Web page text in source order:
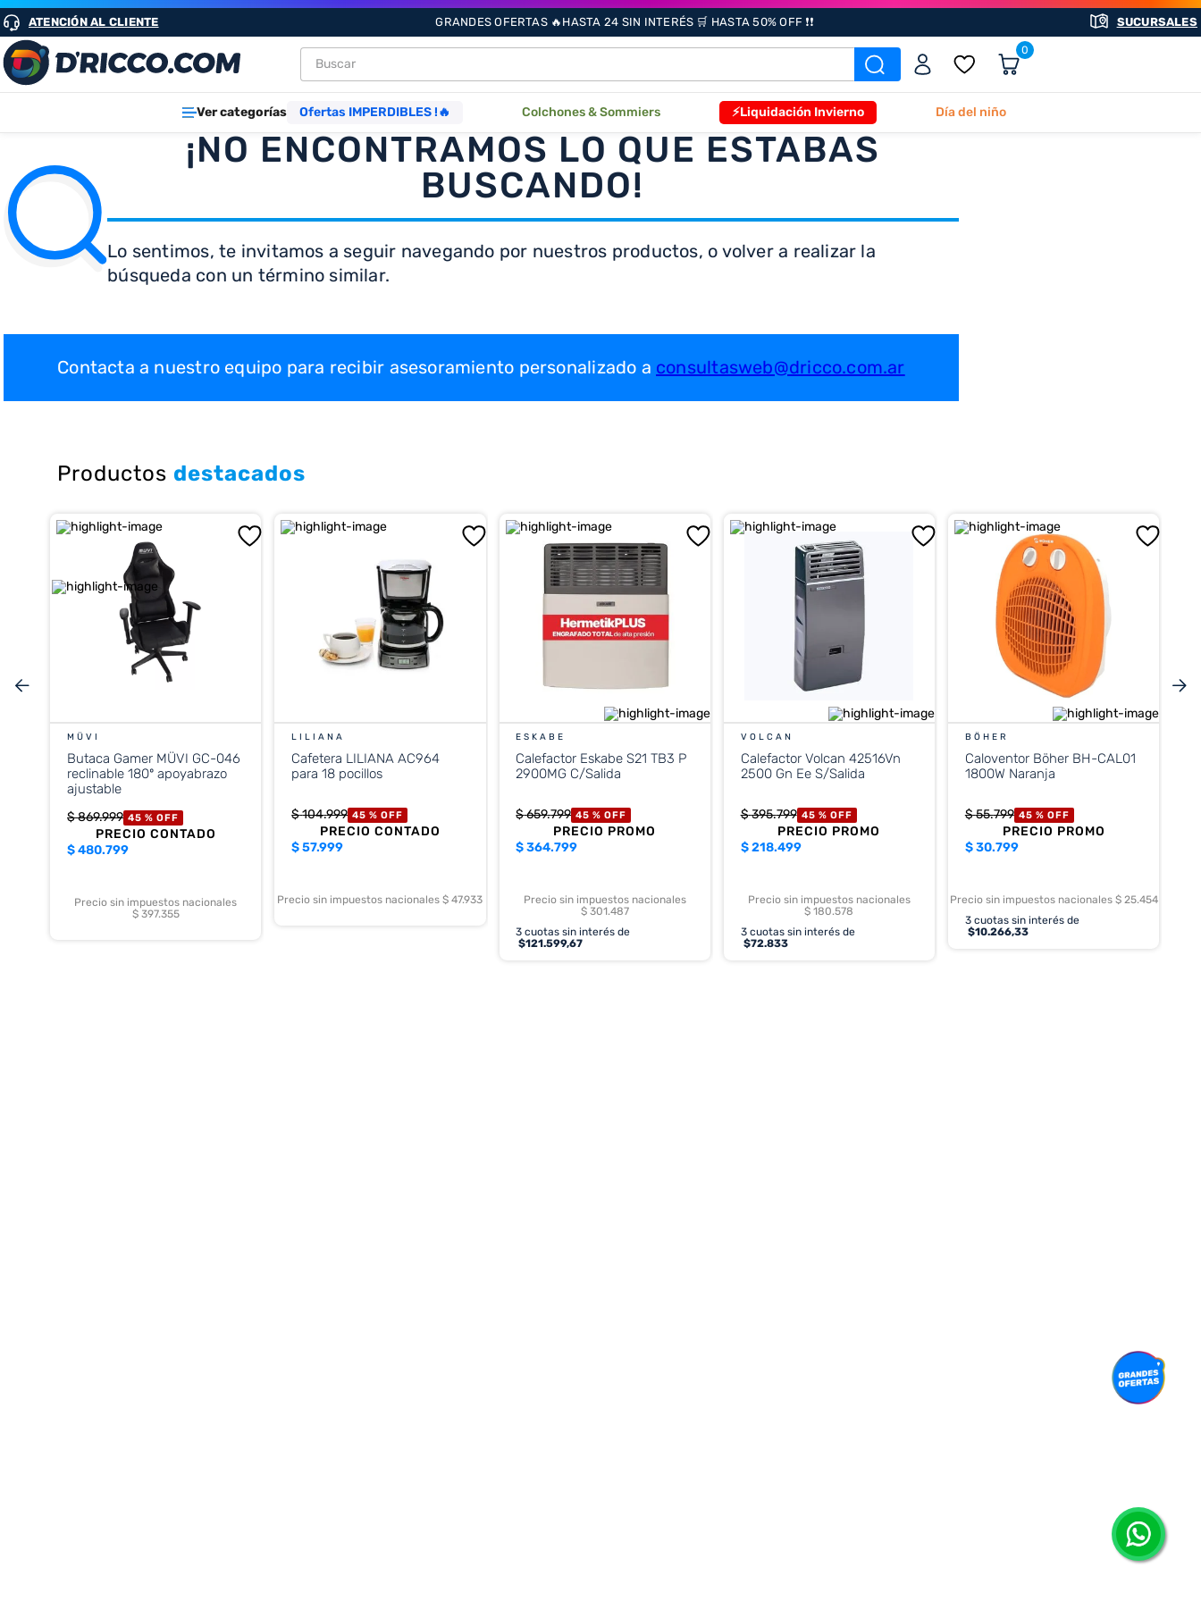
ATENCIÓN AL CLIENTE GRANDES OFERTAS 🔥HASTA 24 SIN INTERÉS 🛒 HASTA 50% OFF ❗❗ SUCURSALES
Buscar 0
Ver categorías Ofertas IMPERDIBLES !🔥 Colchones & Sommiers ⚡Liquidación Invierno Día del niño
¡NO ENCONTRAMOS LO QUE ESTABAS
BUSCANDO!
Lo sentimos, te invitamos a seguir navegando por nuestros productos, o volver a realizar la
búsqueda con un término similar.
Contacta a nuestro equipo para recibir asesoramiento personalizado a consultasweb@dricco.com.ar
Productos destacados
MÜVI
Butaca Gamer MÜVI GC-046
reclinable 180º apoyabrazo
ajustable
$869.999 45 % OFF
PRECIO CONTADO
$480.799
Precio sin impuestos nacionales
$ 397.355
LILIANA
Cafetera LILIANA AC964
para 18 pocillos
$104.999 45 % OFF
PRECIO CONTADO
$57.999
Precio sin impuestos nacionales $ 47.933
ESKABE
Calefactor Eskabe S21 TB3 P
2900MG C/Salida
$659.799 45 % OFF
PRECIO PROMO
$364.799
Precio sin impuestos nacionales
$ 301.487
3 cuotas sin interés de
$121.599,67
VOLCAN
Calefactor Volcan 42516Vn
2500 Gn Ee S/Salida
$395.799 45 % OFF
PRECIO PROMO
$218.499
Precio sin impuestos nacionales
$ 180.578
3cuotas sin interés de
$72.833
BÖHER
Caloventor Böher BH-CAL01
1800W Naranja
$55.799 45 % OFF
PRECIO PROMO
$30.799
Precio sin impuestos nacionales $ 25.454
3cuotas sin interés de
$10.266,33
TÉRMINOS MÁS BUSCADOS
1. heladeras
2. lavarropas
4. cocinas
5 microondas
6